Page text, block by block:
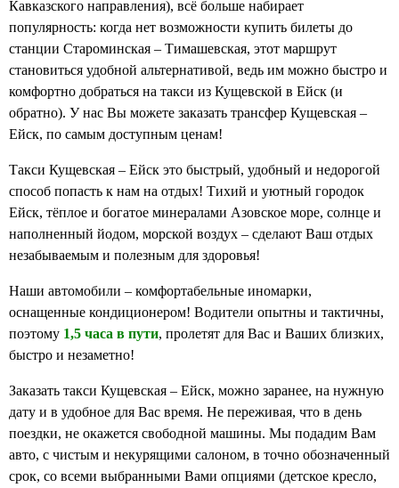
Кавказского направления), всё больше набирает
популярность: когда нет возможности купить билеты до
станции Староминская – Тимашевская, этот маршрут
становиться удобной альтернативой, ведь им можно быстро и
комфортно добраться на такси из Кущевской в Ейск (и
обратно). У нас Вы можете заказать трансфер Кущевская –
Ейск, по самым доступным ценам!
Такси Кущевская – Ейск это быстрый, удобный и недорогой
способ попасть к нам на отдых! Тихий и уютный городок
Ейск, тёплое и богатое минералами Азовское море, солнце и
наполненный йодом, морской воздух – сделают Ваш отдых
незабываемым и полезным для здоровья!
Наши автомобили – комфортабельные иномарки,
оснащенные кондиционером! Водители опытны и тактичны,
поэтому 1,5 часа в пути, пролетят для Вас и Ваших близких,
быстро и незаметно!
Заказать такси Кущевская – Ейск, можно заранее, на нужную
дату и в удобное для Вас время. Не переживая, что в день
поездки, не окажется свободной машины. Мы подадим Вам
авто, с чистым и некурящими салоном, в точно обозначенный
срок, со всеми выбранными Вами опциями (детское кресло,